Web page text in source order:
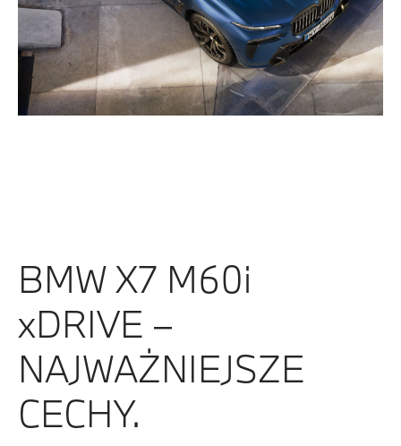
BMW X7 M60i
xDRIVE –
NAJWAŻNIEJSZE
CECHY.